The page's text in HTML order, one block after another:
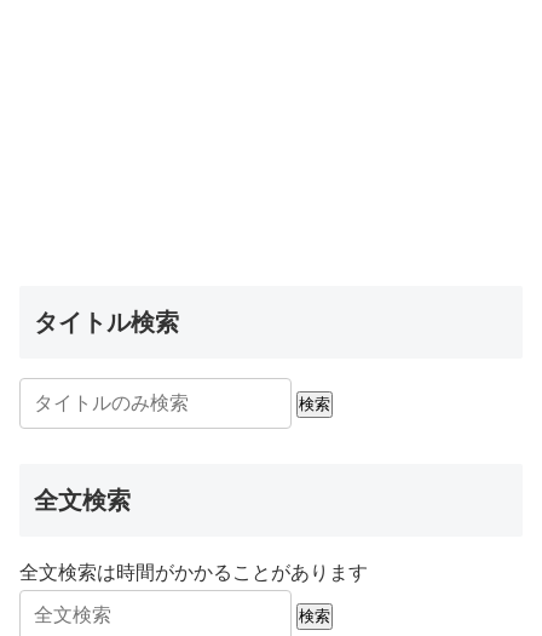
タイトル検索
検索
全文検索
全文検索は時間がかかることがあります
検索